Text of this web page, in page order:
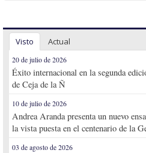
Visto Actual
20 de julio de 2026
Éxito internacional en la segunda
de Ceja de la Ñ
10 de julio de 2026
Andrea Aranda presenta un nuevo
la vista puesta en el centenario de la
03 de agosto de 2026